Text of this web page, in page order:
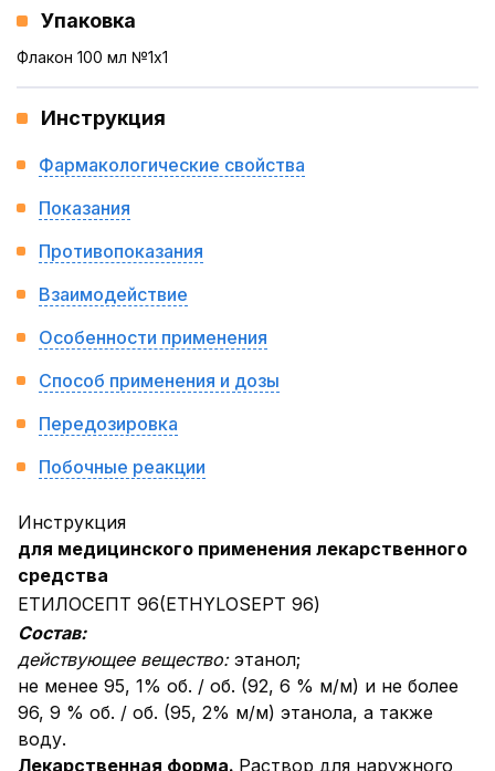
Упаковка
Флакон 100 мл №1x1
Инструкция
Фармакологические свойства
Показания
Противопоказания
Взаимодействие
Особенности применения
Способ применения и дозы
Передозировка
Побочные реакции
Инструкция
для медицинского применения лекарственного
средства
ЕТИЛОСЕПТ 96(ETHYLOSEPT 96)
Состав:
действующее вещество: этанол;
не менее 95, 1% об. / об. (92, 6 % м/м) и не более
96, 9 % об. / об. (95, 2% м/м) этанола, а также
воду.
Лекарственная форма. Раствор для наружного